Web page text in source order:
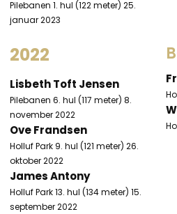
Pilebanen 1. hul (122 meter) 25.
januar 2023
​2022
Lisbeth Toft Jensen
Pilebanen 6. hul (117 meter) 8.
november 2022
Ove Frandsen
Holluf Park 9. hul (121 meter) 26.
oktober 2022
James Antony
Holluf Park 13. hul (134 meter) 15.
september 2022